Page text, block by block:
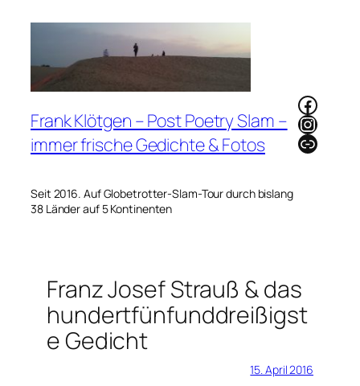
Frank Klötgen – Post Poetry Slam –
immer frische Gedichte & Fotos
Seit 2016. Auf Globetrotter-Slam-Tour durch bislang
38 Länder auf 5 Kontinenten
Link
Franz Josef Strauß & das
hundertfünfunddreißigst
e Gedicht
15. April 2016